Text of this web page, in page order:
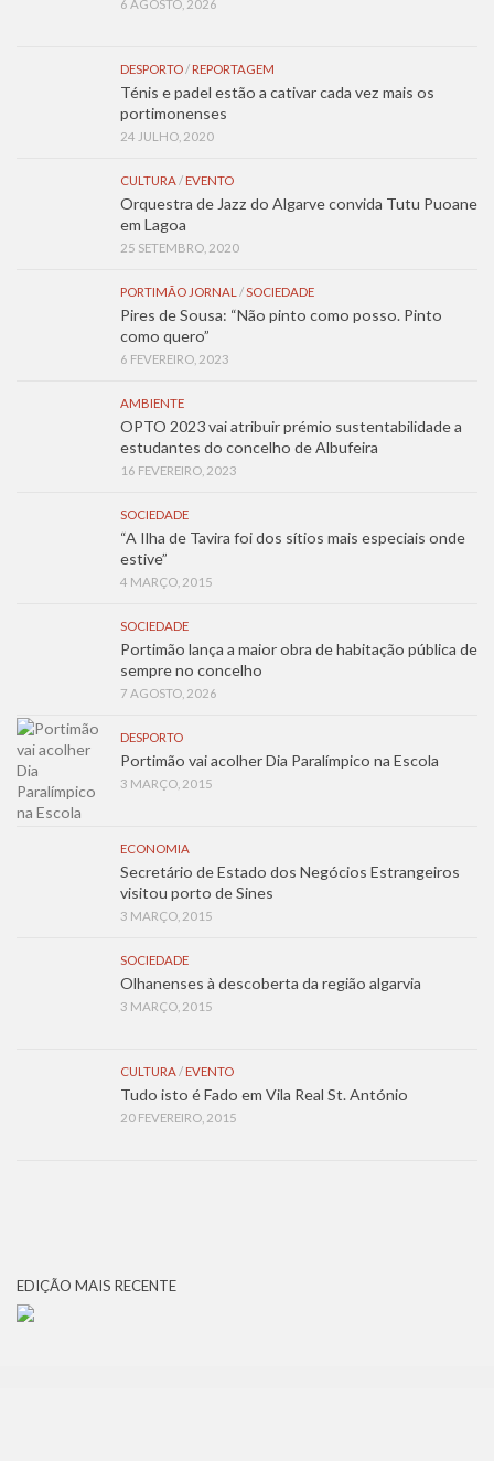
6 AGOSTO, 2026
DESPORTO / REPORTAGEM
Ténis e padel estão a cativar cada vez mais os
portimonenses
24 JULHO, 2020
CULTURA / EVENTO
Orquestra de Jazz do Algarve convida Tutu Puoane
em Lagoa
25 SETEMBRO, 2020
PORTIMÃO JORNAL / SOCIEDADE
Pires de Sousa: “Não pinto como posso. Pinto
como quero”
6 FEVEREIRO, 2023
AMBIENTE
OPTO 2023 vai atribuir prémio sustentabilidade a
estudantes do concelho de Albufeira
16 FEVEREIRO, 2023
SOCIEDADE
“A Ilha de Tavira foi dos sítios mais especiais onde
estive”
4 MARÇO, 2015
SOCIEDADE
Portimão lança a maior obra de habitação pública de
sempre no concelho
7 AGOSTO, 2026
DESPORTO
Portimão vai acolher Dia Paralímpico na Escola
3 MARÇO, 2015
ECONOMIA
Secretário de Estado dos Negócios Estrangeiros
visitou porto de Sines
3 MARÇO, 2015
SOCIEDADE
Olhanenses à descoberta da região algarvia
3 MARÇO, 2015
CULTURA / EVENTO
Tudo isto é Fado em Vila Real St. António
20 FEVEREIRO, 2015
EDIÇÃO MAIS RECENTE